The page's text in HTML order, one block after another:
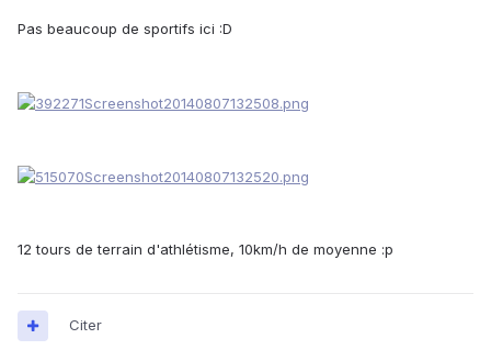
Pas beaucoup de sportifs ici :D
12 tours de terrain d'athlétisme, 10km/h de moyenne :p
Citer